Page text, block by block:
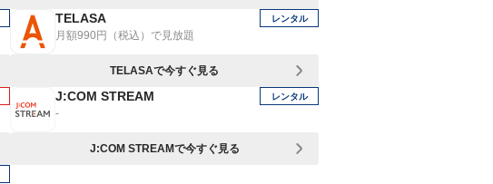
TELASA
月額990円（税込）で見放題
レンタル
TELASAで今すぐ見る
J:COM STREAM
-
レンタル
J:COM STREAMで今すぐ見る